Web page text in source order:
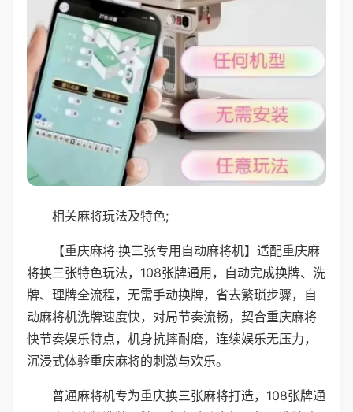
相关麻将玩法及特色;
【重庆麻将·换三张专用自动麻将机】适配重庆麻
将换三张特色玩法，108张牌通用，自动完成换牌、洗
牌、理牌全流程，无需手动换牌，省去繁琐步骤，自
动麻将机洗牌速度快，对局节奏流畅，契合重庆麻将
快节奏娱乐特点，机身抗摔耐磨，连续娱乐无压力，
沉浸式体验重庆麻将的刺激与欢乐。
普通麻将机专为重庆换三张麻将打造，108张牌通